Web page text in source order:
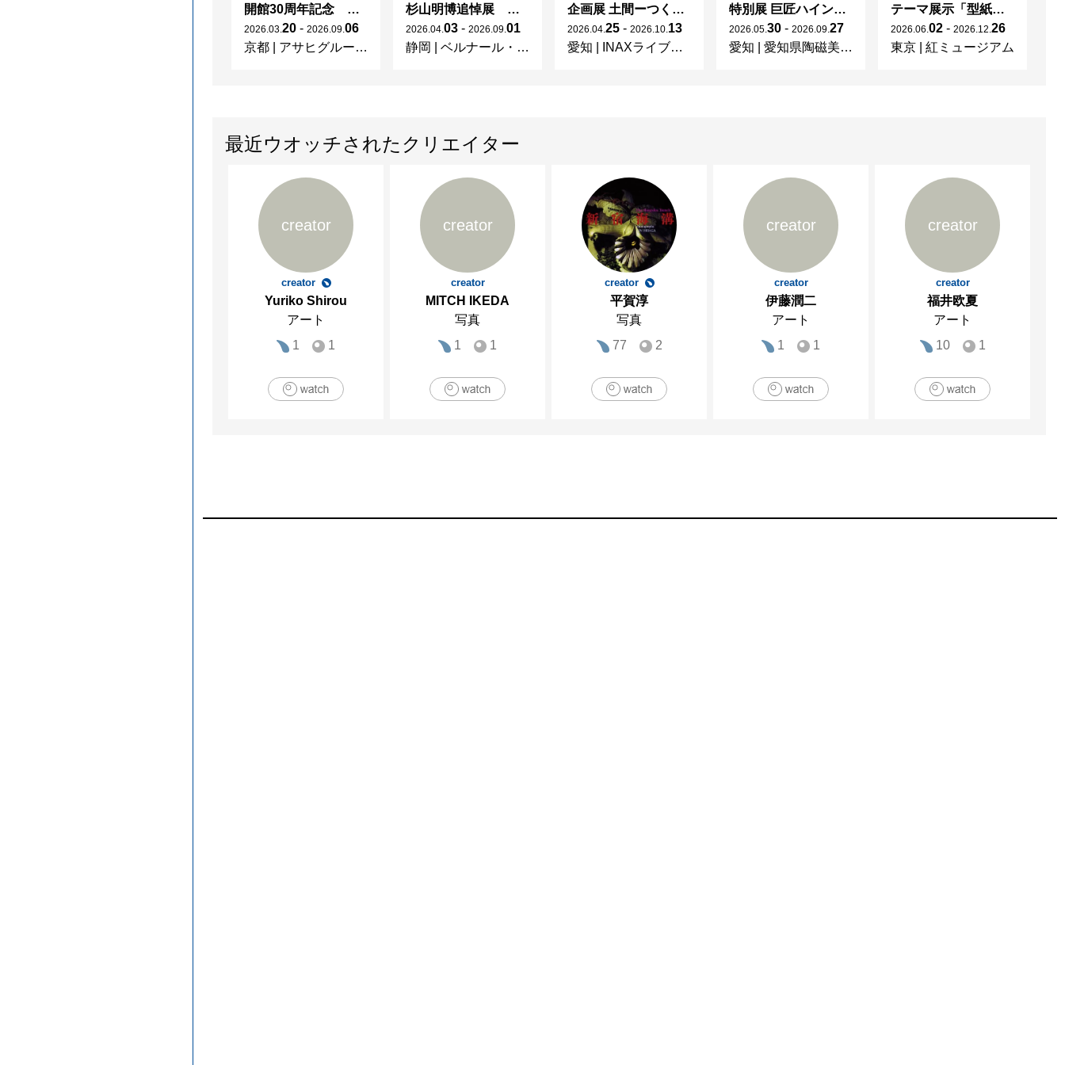
開館30周年記念 山本爲三郎・河井寬次郎没後60年記念 「共鳴 河井寬次郎 × 濱田庄司 ー山本爲三郎コレクションより」
2026 03 20 - 2026 09 06
京都
アサヒグループ大山崎山荘美術館
杉山明博追悼展 木とわたし―木工の妙技と美術教育
2026 04 03 - 2026 09 01
静岡
ベルナール・ビュフェ美術館
企画展 土間ーつくって、つかって、再発見ー
2026 04 25 - 2026 10 13
愛知
INAXライブミュージアム
特別展 巨匠ハインツ・ヴェルナーの描いた物語（メルヘン） ー現代マイセンの磁器芸術ー
2026 05 30 - 2026 09 27
愛知
愛知県陶磁美術館
テーマ展示「型紙 KATAGAMI Collection」
2026 06 02 - 2026 12 26
東京
紅ミュージアム
最近ウオッチされたクリエイター
creator
creator
Yuriko Shirou
アート
1
1
creator
creator
MITCH IKEDA
写真
1
1
creator
平賀淳
写真
77
2
creator
creator
伊藤潤二
アート
1
1
creator
creator
福井欧夏
アート
10
1